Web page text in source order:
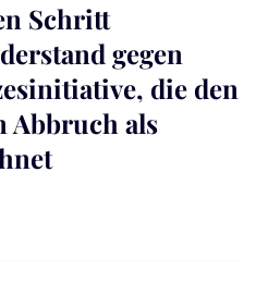
Schritt
gegen
die den
Abbruch als